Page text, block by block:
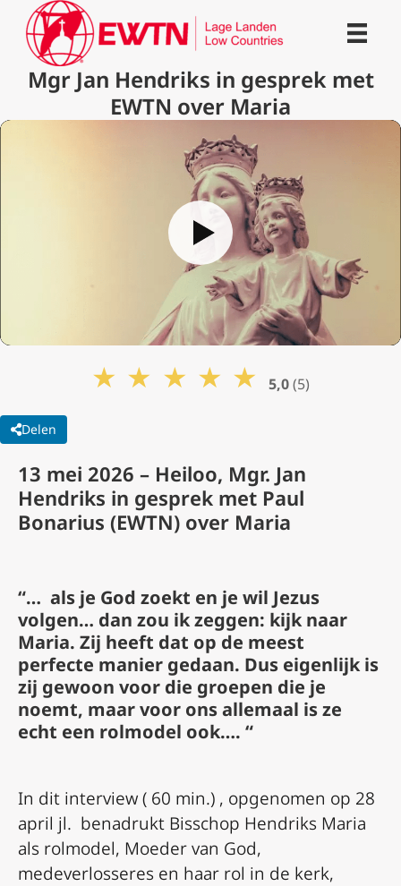
Mgr Jan Hendriks in gesprek met
EWTN over Maria
★ ★ ★ ★ ★ 5,0(5)
Delen
13 mei 2026 – Heiloo, Mgr. Jan
Hendriks in gesprek met Paul
Bonarius (EWTN) over Maria
“… als je God zoekt en je wil Jezus
volgen… dan zou ik zeggen: kijk naar
Maria. Zij heeft dat op de meest
perfecte manier gedaan. Dus eigenlijk is
zij gewoon voor die groepen die je
noemt, maar voor ons allemaal is ze
echt een rolmodel ook…. “
In dit interview ( 60 min.) , opgenomen op 28
april jl. benadrukt Bisschop Hendriks Maria
als rolmodel, Moeder van God,
medeverlosseres en haar rol in de kerk,